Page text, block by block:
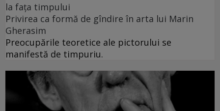
la fața timpului
Privirea ca formă de gîndire în arta lui Marin
Gherasim
Preocupările teoretice ale pictorului se
manifestă de timpuriu.